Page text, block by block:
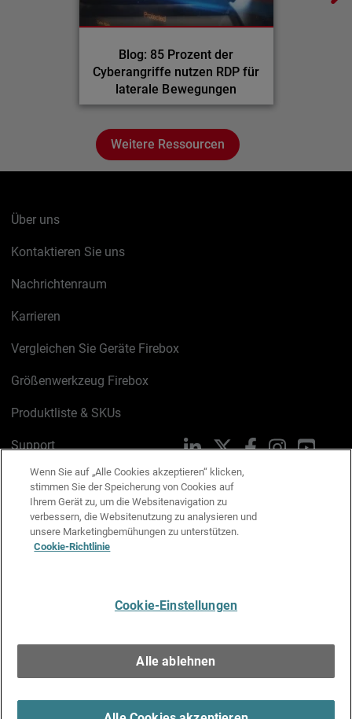
Blog: 85 Prozent der
Cyberangriffe nutzen RDP für
laterale Bewegungen
Weitere Ressourcen
Über uns
Kontaktieren Sie uns
Nachrichtenraum
Karrieren
Vergleichen Sie Geräte Firebox
Größenwerkzeug Firebox
Produktliste & SKUs
Support
Trust Center
PSIRT
Cookie-Richtlinie
LinkedIn
X FacebookInstagram
Schreiben Sie uns
Wenn Sie auf „Alle Cookies akzeptieren“ klicken,
stimmen Sie der Speicherung von Cookies auf
Ihrem Gerät zu, um die Websitenavigation zu
verbessern, die Websitenutzung zu analysieren und
unsere Marketingbemühungen zu unterstützen.
Cookie-Richtlinie
Cookie-Einstellungen
Alle ablehnen